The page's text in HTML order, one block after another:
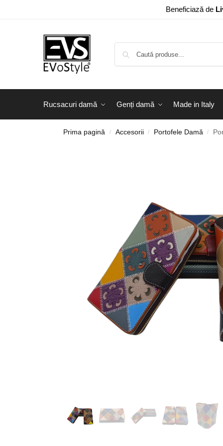
Beneficiază de
Rucsacuri damă Genți damă Made in Italy
Prima pagină / Accesorii / Portofele Damă /